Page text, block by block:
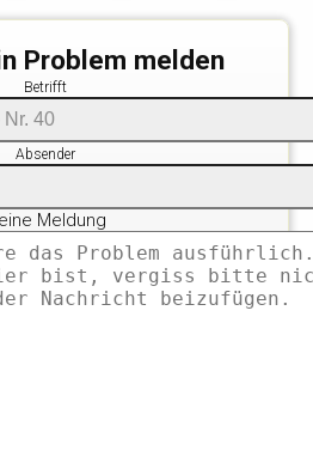
Problem melden
Betrifft
Absender
Meldung